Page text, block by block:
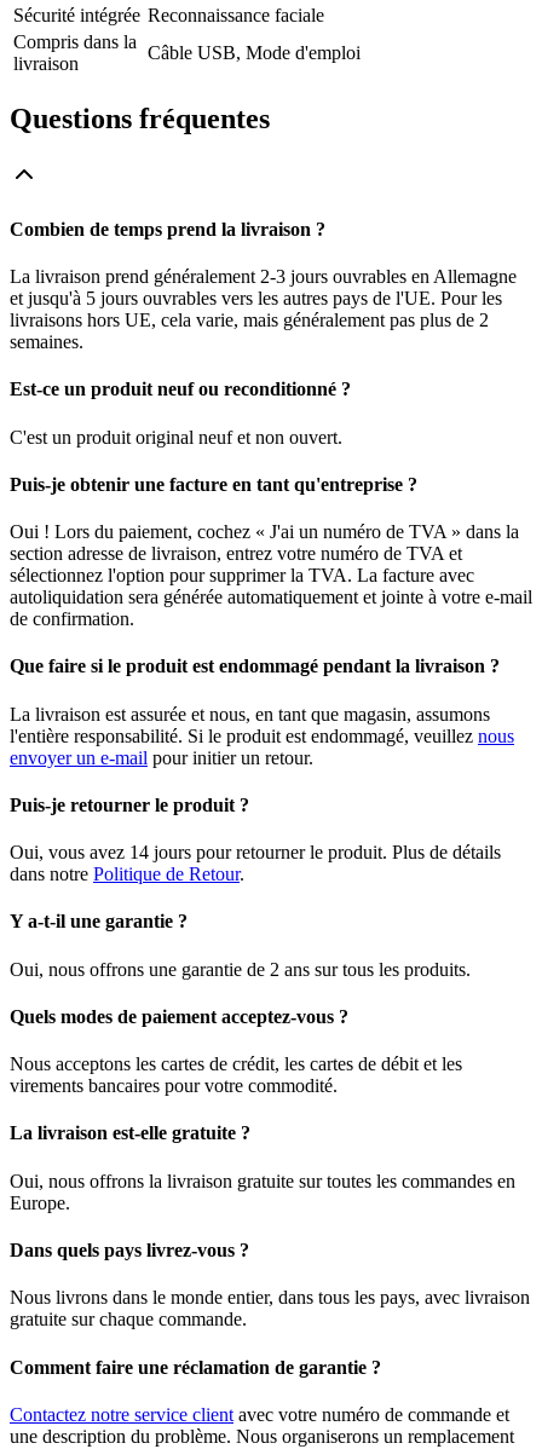
Sécurité intégrée Reconnaissance faciale
Compris dans la
livraison
Câble USB, Mode d'emploi
Questions fréquentes
Combien de temps prend la livraison ?
La livraison prend généralement 2-3 jours ouvrables en Allemagne
et jusqu'à 5 jours ouvrables vers les autres pays de l'UE. Pour les
livraisons hors UE, cela varie, mais généralement pas plus de 2
semaines.
Est-ce un produit neuf ou reconditionné ?
C'est un produit original neuf et non ouvert.
Puis-je obtenir une facture en tant qu'entreprise ?
Oui ! Lors du paiement, cochez « J'ai un numéro de TVA » dans la
section adresse de livraison, entrez votre numéro de TVA et
sélectionnez l'option pour supprimer la TVA. La facture avec
autoliquidation sera générée automatiquement et jointe à votre e-mail
de confirmation.
Que faire si le produit est endommagé pendant la livraison ?
La livraison est assurée et nous, en tant que magasin, assumons
l'entière responsabilité. Si le produit est endommagé, veuillez nous
envoyer un e-mail pour initier un retour.
Puis-je retourner le produit ?
Oui, vous avez 14 jours pour retourner le produit. Plus de détails
dans notre Politique de Retour.
Y a-t-il une garantie ?
Oui, nous offrons une garantie de 2 ans sur tous les produits.
Quels modes de paiement acceptez-vous ?
Nous acceptons les cartes de crédit, les cartes de débit et les
virements bancaires pour votre commodité.
La livraison est-elle gratuite ?
Oui, nous offrons la livraison gratuite sur toutes les commandes en
Europe.
Dans quels pays livrez-vous ?
Nous livrons dans le monde entier, dans tous les pays, avec livraison
gratuite sur chaque commande.
Comment faire une réclamation de garantie ?
Contactez notre service client avec votre numéro de commande et
une description du problème. Nous organiserons un remplacement